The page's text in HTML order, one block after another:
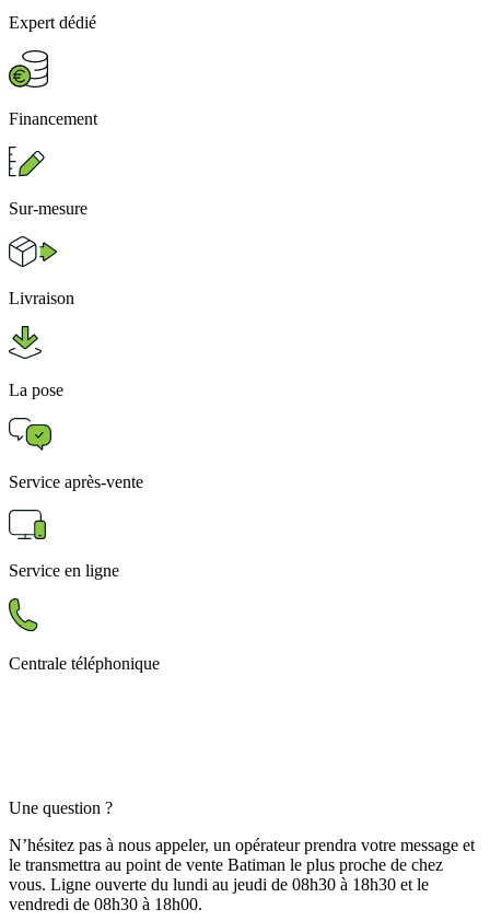
Expert dédié
Financement
Sur-mesure
Livraison
La pose
Service après-vente
Service en ligne
Centrale téléphonique
Une question ?
N’hésitez pas à nous appeler, un opérateur prendra votre message et
le transmettra au point de vente Batiman le plus proche de chez
vous. Ligne ouverte du lundi au jeudi de 08h30 à 18h30 et le
vendredi de 08h30 à 18h00.